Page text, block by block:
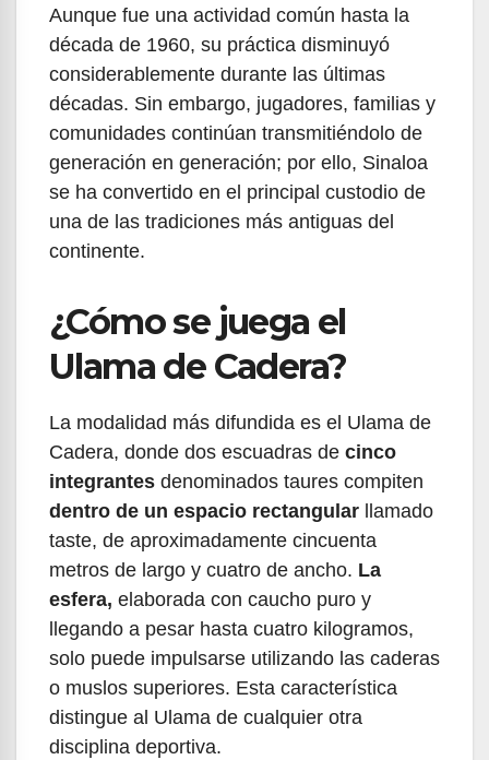
Aunque fue una actividad común hasta la
década de 1960, su práctica disminuyó
considerablemente durante las últimas
décadas. Sin embargo, jugadores, familias y
comunidades continúan transmitiéndolo de
generación en generación; por ello, Sinaloa
se ha convertido en el principal custodio de
una de las tradiciones más antiguas del
continente.
¿Cómo se juega el
Ulama de Cadera?
La modalidad más difundida es el Ulama de
Cadera, donde dos escuadras de cinco
integrantes denominados taures compiten
dentro de un espacio rectangular llamado
taste, de aproximadamente cincuenta
metros de largo y cuatro de ancho. La
esfera, elaborada con caucho puro y
llegando a pesar hasta cuatro kilogramos,
solo puede impulsarse utilizando las caderas
o muslos superiores. Esta característica
distingue al Ulama de cualquier otra
disciplina deportiva.